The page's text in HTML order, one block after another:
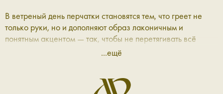
В ветреный день перчатки становятся тем, что греет не
только руки, но и дополняют образ лаконичным и
понятным акцентом — так, чтобы не перетягивать всё
внимание на себя, а аккуратно его обратить. В Aprell мы
таких, которые не хочется снимать и не нужно поправлять
...ещё